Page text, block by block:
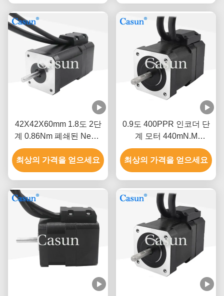
42X42X60mm 1.8도 2단
계 0.86Nm 폐쇄된 Nema
17 폐쇄 루프 스테퍼 모터
최상의 가격을 얻으세요
0.9도 400PPR 인코더 단
계 모터 440mN.M
42x48mm 클로즈 루프
Nema 17
최상의 가격을 얻으세요